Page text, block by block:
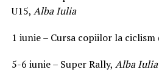
U15, Alba Iulia
1 iunie – Cursa copiilor la ciclism
5-6 iunie – Super Rally, Alba Iulia